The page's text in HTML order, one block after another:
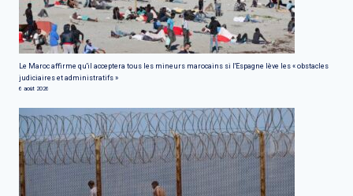
Le Maroc affirme qu'il acceptera tous les mineurs marocains si l'Espagne lève les « obstacles
judiciaires et administratifs »
6 août 2026